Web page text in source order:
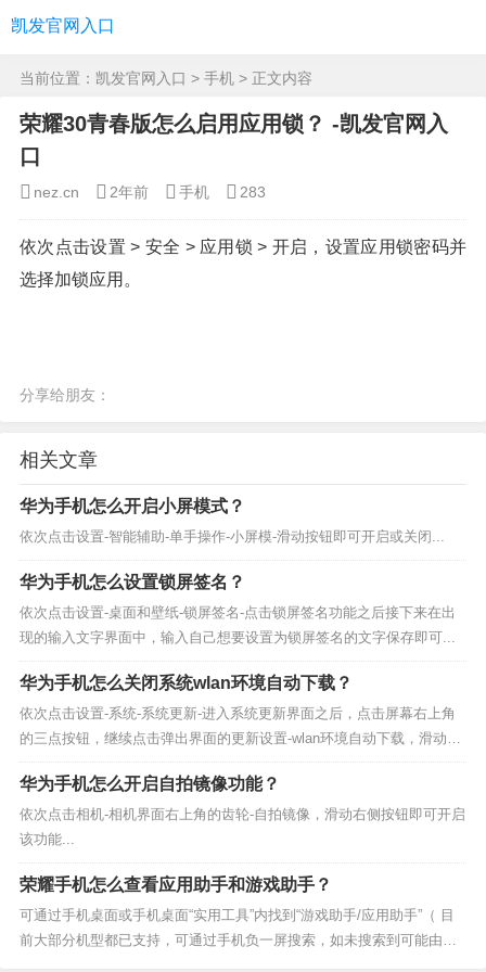
凯发官网入口
当前位置： 凯发官网入口 > 手机 > 正文内容
荣耀30青春版怎么启用应用锁？ -凯发官网入
口
nez.cn 2年前 手机 283
依次点击设置 > 安全 > 应用锁 > 开启，设置应用锁密码并
选择加锁应用。
分享给朋友：
相关文章
华为手机怎么开启小屏模式？
依次点击设置-智能辅助-单手操作-小屏模-滑动按钮即可开启或关闭...
华为手机怎么设置锁屏签名？
依次点击设置-桌面和壁纸-锁屏签名-点击锁屏签名功能之后接下来在出
现的输入文字界面中，输入自己想要设置为锁屏签名的文字保存即可...
华为手机怎么关闭系统wlan环境自动下载？
依次点击设置-系统-系统更新-进入系统更新界面之后，点击屏幕右上角
的三点按钮，继续点击弹出界面的更新设置-wlan环境自动下载，滑动右
侧按钮即可关闭系统wlan环境自动下载...
华为手机怎么开启自拍镜像功能？
依次点击相机-相机界面右上角的齿轮-自拍镜像，滑动右侧按钮即可开启
该功能...
荣耀手机怎么查看应用助手和游戏助手？
可通过手机桌面或手机桌面“实用工具”内找到“游戏助手/应用助手”（ 目
前大部分机型都已支持，可通过手机负一屏搜索，如未搜索到可能由于